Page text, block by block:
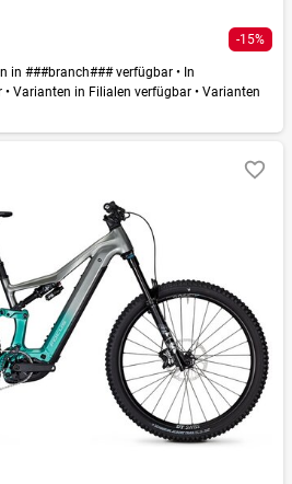
-15%
in ###branch### verfügbar • In
• Varianten in Filialen verfügbar • Varianten